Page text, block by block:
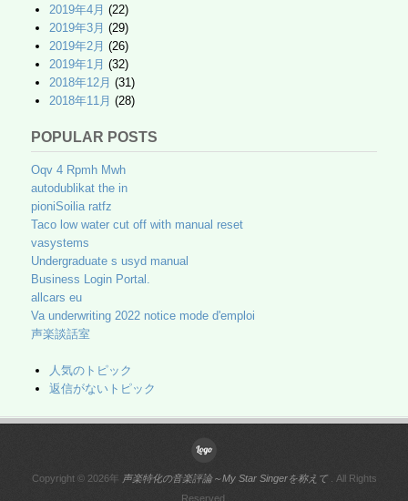
2019年4月 (22)
2019年3月 (29)
2019年2月 (26)
2019年1月 (32)
2018年12月 (31)
2018年11月 (28)
POPULAR POSTS
Oqv 4 Rpmh Mwh
autodublikat the in
pioniSoilia ratfz
Taco low water cut off with manual reset
vasystems
Undergraduate s usyd manual
Business Login Portal.
allcars eu
Va underwriting 2022 notice mode d'emploi
声楽談話室
人気のトピック
返信がないトピック
Copyright © 2026年 声楽特化の音楽評論～My Star Singerを称えて. All Rights
Reserved.